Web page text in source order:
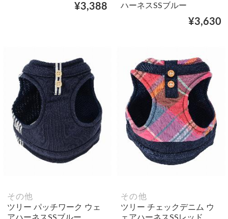
¥3,388
ハーネスSSブルー
¥3,630
その他
ツリー パッチワーク ウェ
その他
ツリー チェックデニム ウ